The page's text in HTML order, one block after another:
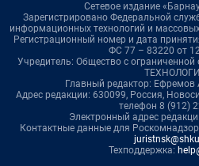
Сетевое издание
Зарегистрировано Федеральной
информационных технологий и
Регистрационный номер и дата
ФС 77 – 83220 от
Учредитель: Общество с
Главный редактор:
Адрес редакции: 630099, Россия,
телефон 8 (912)
Электронный адрес
Контактные данные для
Техподдержка: